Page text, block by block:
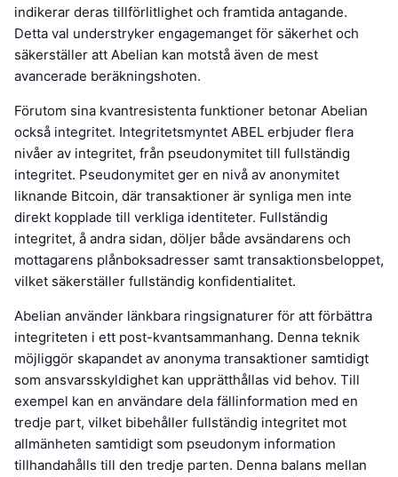
indikerar deras tillförlitlighet och framtida antagande.
Detta val understryker engagemanget för säkerhet och
säkerställer att Abelian kan motstå även de mest
avancerade beräkningshoten.
Förutom sina kvantresistenta funktioner betonar Abelian
också integritet. Integritetsmyntet ABEL erbjuder flera
nivåer av integritet, från pseudonymitet till fullständig
integritet. Pseudonymitet ger en nivå av anonymitet
liknande Bitcoin, där transaktioner är synliga men inte
direkt kopplade till verkliga identiteter. Fullständig
integritet, å andra sidan, döljer både avsändarens och
mottagarens plånboksadresser samt transaktionsbeloppet,
vilket säkerställer fullständig konfidentialitet.
Abelian använder länkbara ringsignaturer för att förbättra
integriteten i ett post-kvantsammanhang. Denna teknik
möjliggör skapandet av anonyma transaktioner samtidigt
som ansvarsskyldighet kan upprätthållas vid behov. Till
exempel kan en användare dela fällinformation med en
tredje part, vilket bibehåller fullständig integritet mot
allmänheten samtidigt som pseudonym information
tillhandahålls till den tredje parten. Denna balans mellan